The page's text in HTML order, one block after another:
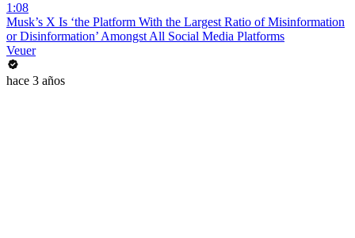
1:08
Musk’s X Is ‘the Platform With the Largest Ratio of Misinformation
or Disinformation’ Amongst All Social Media Platforms
Veuer
hace 3 años